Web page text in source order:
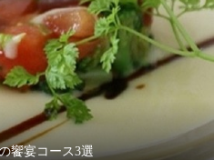
饗宴コース3選